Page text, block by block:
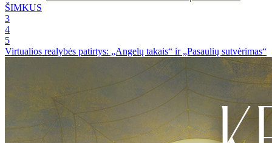
ŠIMKUS
3
4
5
Virtualios realybės patirtys: „Angelų takais“ ir „Pasaulių sutvėrimas“